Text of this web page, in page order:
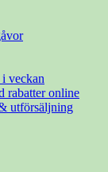
veckan
rabatter online
utförsäljning